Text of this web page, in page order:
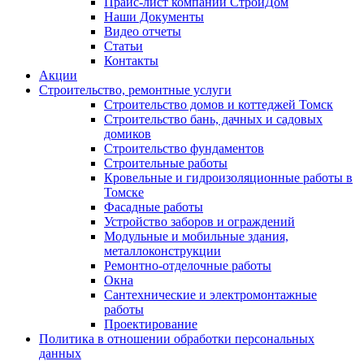
Наши Документы
Видео отчеты
Статьи
Контакты
Акции
Строительство, ремонтные услуги
Строительство домов и коттеджей Томск
Строительство бань, дачных и садовых
домиков
Строительство фундаментов
Строительные работы
Кровельные и гидроизоляционные работы в
Томске
Фасадные работы
Устройство заборов и ограждений
Модульные и мобильные здания,
металлоконструкции
Ремонтно-отделочные работы
Окна
Сантехнические и электромонтажные
работы
Проектирование
Политика в отношении обработки персональных
данных